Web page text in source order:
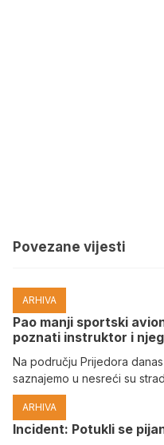
Povezane vijesti
ARHIVA
Pao manji sportski
poznati instruktor i
Na području Prijedora
saznajemo u nesreći su
ARHIVA
Incident: Potukli se